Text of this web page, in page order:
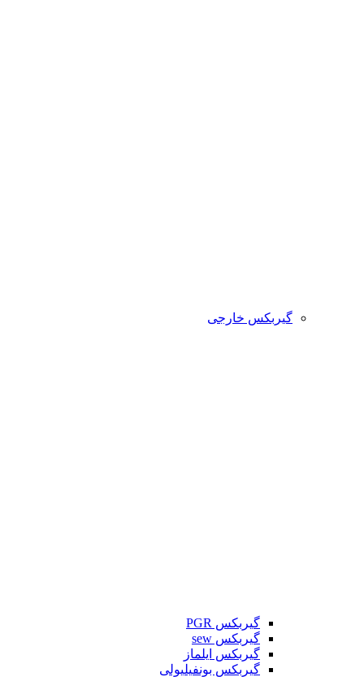
گیربکس خارجی
گیربکس PGR
گیربکس sew
گیربکس ایلماز
گیربکس بونفیلیولی